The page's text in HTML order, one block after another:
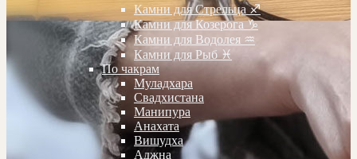
Камни для Стрельца ♐️
Камни для Козерога ♑️
Камни для Водолея ♒️
Камни для Рыб ♓️
По чакрам
Муладхара
Свадхистана
Манипура
Анахата
Вишудха
Аджна